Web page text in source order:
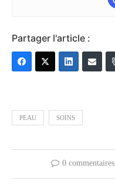
Partager l'article :
PEAU SOINS
0 commentaires